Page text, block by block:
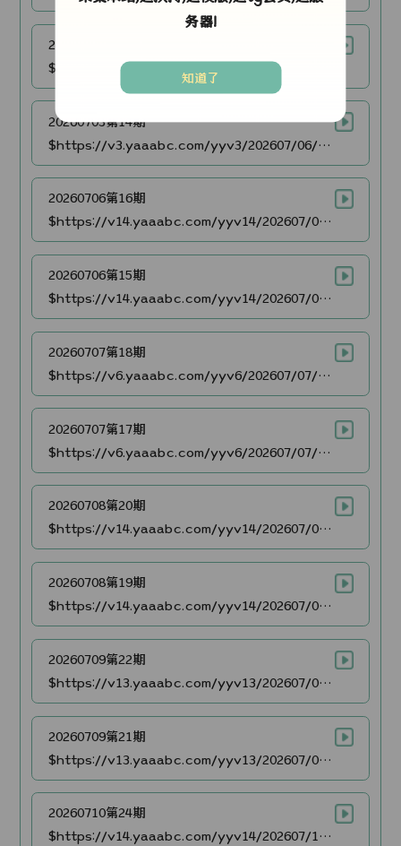
20260703第13期
20260703第14期
$https://v3.yaaabc.com/yyv3/202607/06/DeDsSkggBa27/video/index.m3u8
20260706第16期
$https://v14.yaaabc.com/yyv14/202607/06/GhUnrvYtAy27/video/index.m3u8
20260706第15期
$https://v14.yaaabc.com/yyv14/202607/06/BF1kKdpxHN27/video/index.m3u8
20260707第18期
$https://v6.yaaabc.com/yyv6/202607/07/MSjX5VDDbN27/video/index.m3u8
20260707第17期
$https://v6.yaaabc.com/yyv6/202607/07/HUKsSNjnV927/video/index.m3u8
20260708第20期
$https://v14.yaaabc.com/yyv14/202607/09/E2WKArce2P27/video/index.m3u8
20260708第19期
$https://v14.yaaabc.com/yyv14/202607/09/cNs39W1DbL27/video/index.m3u8
20260709第22期
$https://v13.yaaabc.com/yyv13/202607/09/ZtNPtVu0aR27/video/index.m3u8
20260709第21期
$https://v13.yaaabc.com/yyv13/202607/09/DFrtC0vmhc27/video/index.m3u8
20260710第24期
$https://v14.yaaabc.com/yyv14/202607/10/XnWDdggdQU27/video/index.m3u8
务器!
知道了